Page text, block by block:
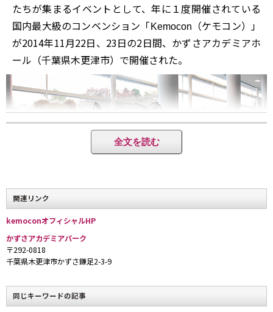
たちが集まるイベントとして、年に１度開催されている
国内最大級のコンベンション「 Kemocon
（ケモコン）」
が2014年11月22日、23日の2日間、かずさアカデミアホ
ール（千葉県木更津市）で開催された。
今回で７回めとなる「Kemocon7サバイバル」を主催す
26名からなる団体である。
※動物キャラクターを愛好する人々のこと。着ぐるみの他、イラスト
全文を読む
関連リンク
kemoconオフィシャルHP
かずさアカデミアパーク
〒292-0818
千葉県木更津市かずさ鎌足2-3-9
同じキーワードの記事